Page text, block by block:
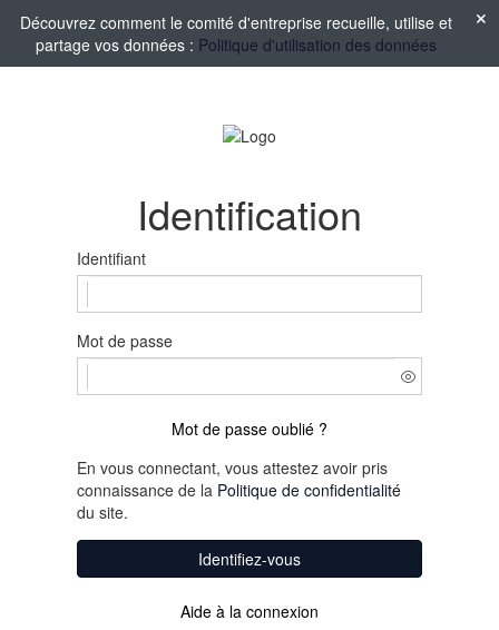
Découvrez comment le comité d'entreprise recueille, utilise et
partage vos données : Politique d'utilisation des données
Identification
Identifiant
Mot de passe
Mot de passe oublié ?
En vous connectant, vous attestez avoir pris
connaissance de la Politique de confidentialité
du site.
Identifiez-vous
Aide à la connexion